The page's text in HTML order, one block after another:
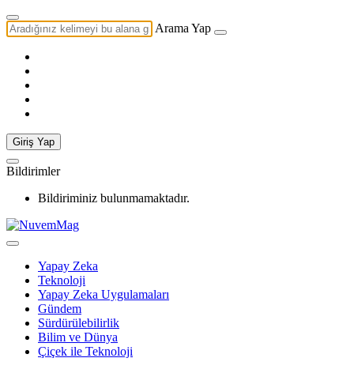
Arama Yap
Giriş Yap
Bildirimler
Bildiriminiz bulunmamaktadır.
Yapay Zeka
Teknoloji
Yapay Zeka Uygulamaları
Gündem
Sürdürülebilirlik
Bilim ve Dünya
Çiçek ile Teknoloji